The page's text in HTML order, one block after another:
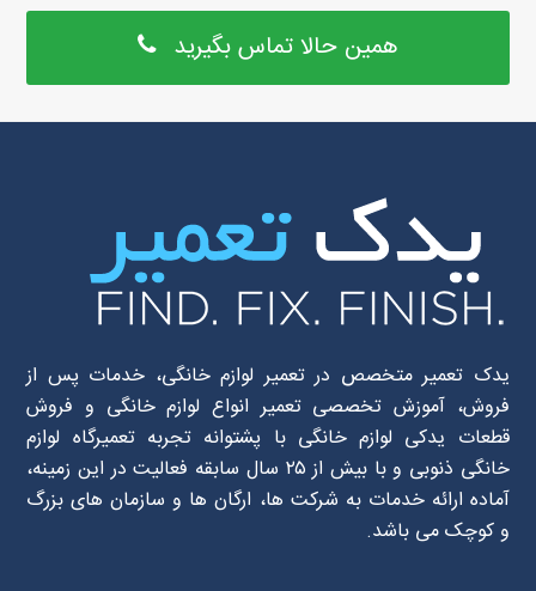
همین حالا تماس بگیرید
یدک تعمیر متخصص در تعمیر لوازم خانگی، خدمات پس از
فروش، آموزش تخصصی تعمیر انواع لوازم خانگی و فروش
قطعات یدکی لوازم خانگی با پشتوانه تجربه تعمیرگاه لوازم
خانگی ذنوبی و با بیش از ۲۵ سال سابقه فعالیت در این زمینه،
آماده ارائه خدمات به شرکت ها، ارگان ها و سازمان های بزرگ
و کوچک می باشد.